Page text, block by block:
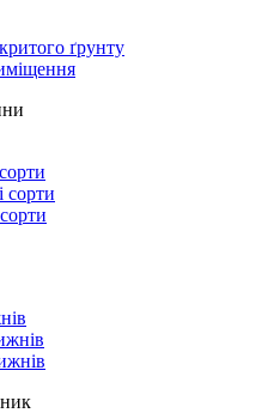
ґрунту
сорти